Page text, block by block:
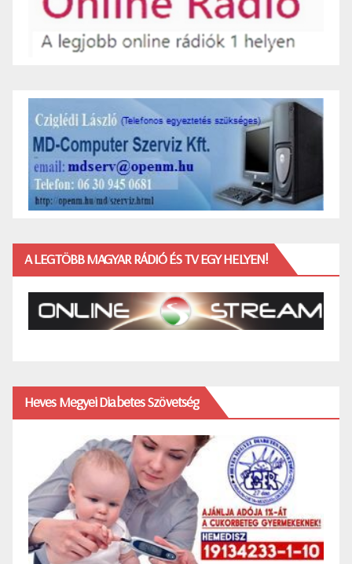
A LEGTÖBB MAGYAR RÁDIÓ ÉS TV EGY HELYEN!
Heves Megyei Diabetes Szövetség